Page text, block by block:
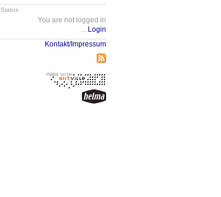
Status
You are not logged in
... Login
Kontakt/Impressum